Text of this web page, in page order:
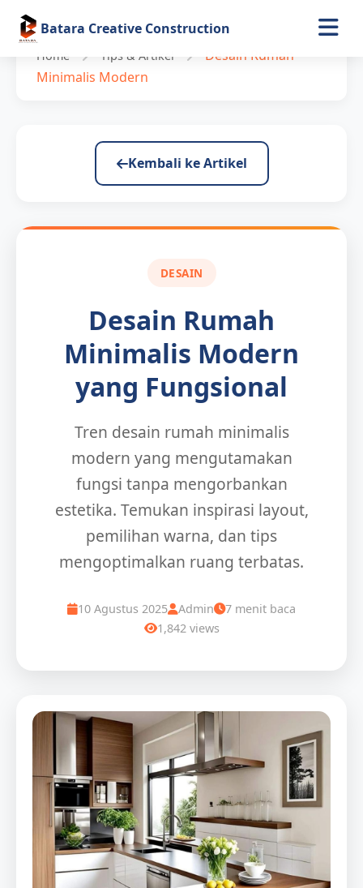
Batara Creative Construction
Home Tips & Artikel
Desain Rumah
Minimalis Modern
Kembali ke Artikel
DESAIN
Desain Rumah
Minimalis Modern
yang Fungsional
Tren desain rumah minimalis
modern yang mengutamakan
fungsi tanpa mengorbankan
estetika. Temukan inspirasi layout,
pemilihan warna, dan tips
mengoptimalkan ruang terbatas.
10 Agustus 2025 Admin
7 menit baca
1,842 views